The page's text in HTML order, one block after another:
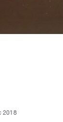
2018